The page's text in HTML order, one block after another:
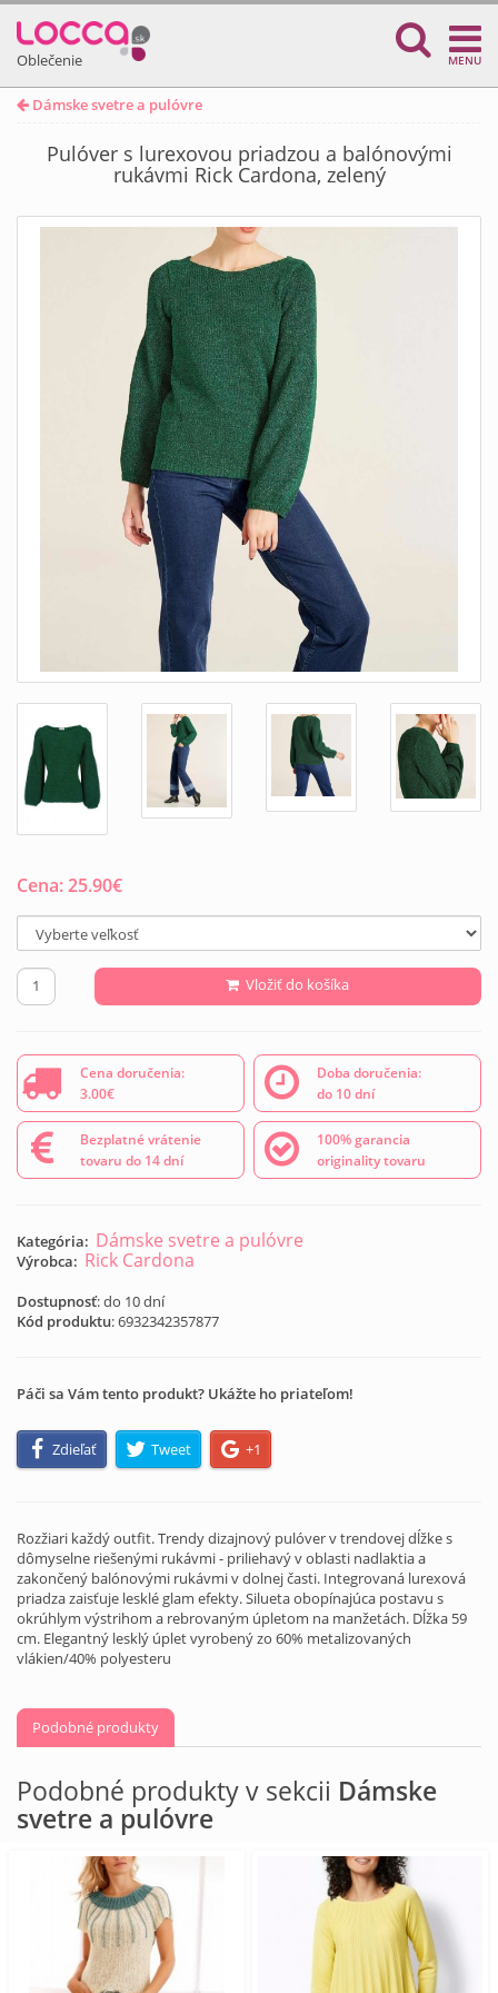
Oblečenie MENU
Dámske svetre a pulóvre
Pulóver s lurexovou priadzou a balónovými
rukávmi Rick Cardona, zelený
Cena:25.90€
Vložiť do košíka
Cena doručenia:
3.00€
Doba doručenia:
do 10 dní
Bezplatné vrátenie
tovaru do 14 dní
100% garancia
originality tovaru
Kategória: Dámske svetre a pulóvre
Výrobca: Rick Cardona
Dostupnosť: do 10 dní
Kód produktu:6932342357877
Páči sa Vám tento produkt? Ukážte ho priateľom!
Zdieľať Tweet +1
Rozžiari každý outfit. Trendy dizajnový pulóver v trendovej dĺžke s
dômyselne riešenými rukávmi - priliehavý v oblasti nadlaktia a
zakončený balónovými rukávmi v dolnej časti. Integrovaná lurexová
priadza zaisťuje lesklé glam efekty. Silueta obopínajúca postavu s
okrúhlym výstrihom a rebrovaným úpletom na manžetách. Dĺžka 59
cm. Elegantný lesklý úplet vyrobený zo 60% metalizovaných
vlákien/40% polyesteru
Podobné produkty
Podobné produkty v sekcii Dámske
svetre a pulóvre